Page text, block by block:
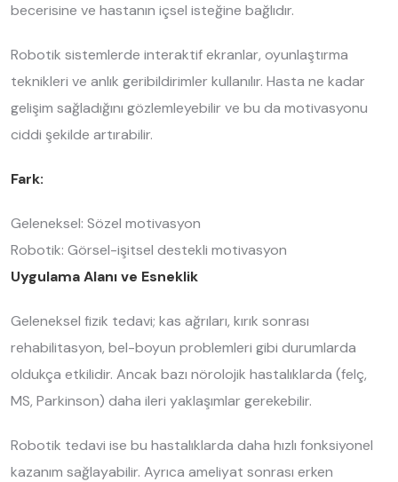
becerisine ve hastanın içsel isteğine bağlıdır.
Robotik sistemlerde interaktif ekranlar, oyunlaştırma
teknikleri ve anlık geribildirimler kullanılır. Hasta ne kadar
gelişim sağladığını gözlemleyebilir ve bu da motivasyonu
ciddi şekilde artırabilir.
Fark:
Geleneksel: Sözel motivasyon
Robotik: Görsel-işitsel destekli motivasyon
Uygulama Alanı ve Esneklik
Geleneksel fizik tedavi; kas ağrıları, kırık sonrası
rehabilitasyon, bel-boyun problemleri gibi durumlarda
oldukça etkilidir. Ancak bazı nörolojik hastalıklarda (felç,
MS, Parkinson) daha ileri yaklaşımlar gerekebilir.
Robotik tedavi ise bu hastalıklarda daha hızlı fonksiyonel
kazanım sağlayabilir. Ayrıca ameliyat sonrası erken